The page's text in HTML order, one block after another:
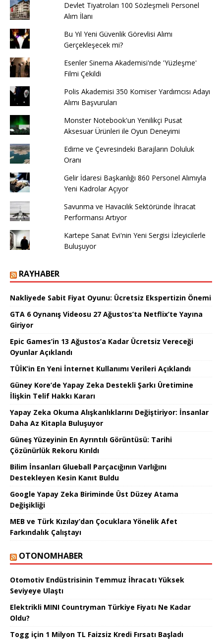
Devlet Tiyatroları 100 Sözleşmeli Personel
Alım İlanı
Bu Yıl Yeni Güvenlik Görevlisi Alımı
Gerçekleşecek mi?
Esenler Sinema Akademisi'nde 'Yüzleşme'
Filmi Çekildi
Polis Akademisi 350 Komiser Yardımcısı Adayı
Alımı Başvuruları
Monster Notebook'un Yenilikçi Pusat
Aksesuar Ürünleri ile Oyun Deneyimi
Edirne ve Çevresindeki Barajların Doluluk
Oranı
Gelir İdaresi Başkanlığı 860 Personel Alımıyla
Yeni Kadrolar Açıyor
Savunma ve Havacılık Sektöründe İhracat
Performansı Artıyor
Kartepe Sanat Evi'nin Yeni Sergisi İzleyicilerle
Buluşuyor
RAYHABER
Nakliyede Sabit Fiyat Oyunu: Ücretsiz Ekspertizin Önemi
GTA 6 Oynanış Videosu 27 Ağustos’ta Netflix’te Yayına
Giriyor
Epic Games’in 13 Ağustos’a Kadar Ücretsiz Vereceği
Oyunlar Açıklandı
TÜİK’in En Yeni İnternet Kullanımı Verileri Açıklandı
Güney Kore’de Yapay Zeka Destekli Şarkı Üretimine
İlişkin Telif Hakkı Kararı
Yapay Zeka Okuma Alışkanlıklarını Değiştiriyor: İnsanlar
Daha Az Kitapla Buluşuyor
Güneş Yüzeyinin En Ayrıntılı Görüntüsü: Tarihi
Çözünürlük Rekoru Kırıldı
Bilim İnsanları Glueball Parçacığının Varlığını
Destekleyen Kesin Kanıt Buldu
Google Yapay Zeka Biriminde Üst Düzey Atama
Değişikliği
MEB ve Türk Kızılay’dan Çocuklara Yönelik Afet
Farkındalık Çalıştayı
OTONOMHABER
Otomotiv Endüstrisinin Temmuz İhracatı Yüksek
Seviyeye Ulaştı
Elektrikli MINI Countryman Türkiye Fiyatı Ne Kadar
Oldu?
Togg için 1 Milyon TL Faizsiz Kredi Fırsatı Başladı